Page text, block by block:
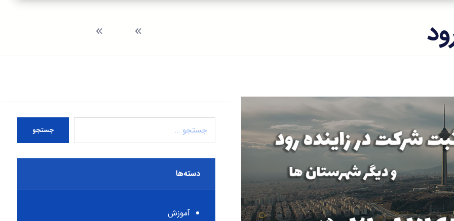
جستجو
دسته‌ها
آموزش